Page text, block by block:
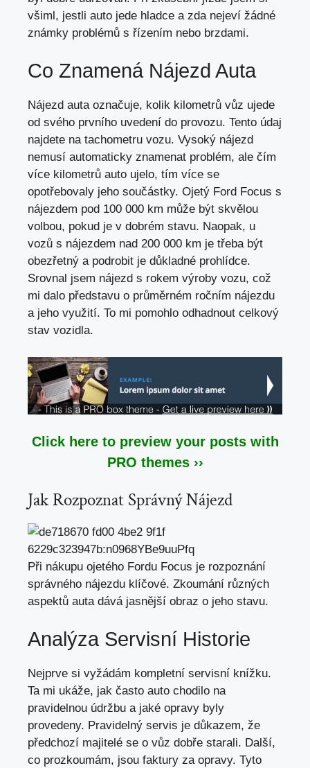
všiml, jestli auto jede hladce a zda nejeví žádné
známky problémů s řízením nebo brzdami.
Co Znamená Nájezd Auta
Nájezd auta označuje, kolik kilometrů vůz ujede
od svého prvního uvedení do provozu. Tento údaj
najdete na tachometru vozu. Vysoký nájezd
nemusí automaticky znamenat problém, ale čím
více kilometrů auto ujelo, tím více se
opotřebovaly jeho součástky. Ojetý Ford Focus s
nájezdem pod 100 000 km může být skvělou
volbou, pokud je v dobrém stavu. Naopak, u
vozů s nájezdem nad 200 000 km je třeba být
obezřetný a podrobit je důkladné prohlídce.
Srovnal jsem nájezd s rokem výroby vozu, což
mi dalo představu o průměrném ročním nájezdu
a jeho využití. To mi pomohlo odhadnout celkový
stav vozidla.
Click here to preview your posts with
PRO themes ››
Jak Rozpoznat Správný Nájezd
Při nákupu ojetého Fordu Focus je rozpoznání
správného nájezdu klíčové. Zkoumání různých
aspektů auta dává jasnější obraz o jeho stavu.
Analýza Servisní Historie
Nejprve si vyžádám kompletní servisní knížku.
Ta mi ukáže, jak často auto chodilo na
pravidelnou údržbu a jaké opravy byly
provedeny. Pravidelný servis je důkazem, že
předchozí majitelé se o vůz dobře starali. Další,
co prozkoumám, jsou faktury za opravy. Tyto